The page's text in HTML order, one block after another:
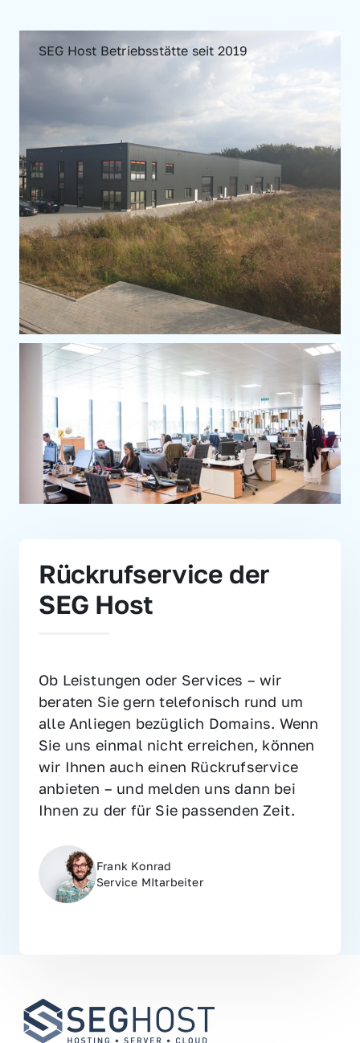
SEG Host Betriebsstätte seit 2019
Rückrufservice der
SEG Host
Ob Leistungen oder Services – wir
beraten Sie gern telefonisch rund um
alle Anliegen bezüglich Domains. Wenn
Sie uns einmal nicht erreichen, können
wir Ihnen auch einen Rückrufservice
anbieten – und melden uns dann bei
Ihnen zu der für Sie passenden Zeit.
Frank Konrad
Service MItarbeiter